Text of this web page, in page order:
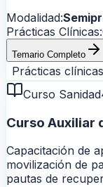
Modalidad:
Prácticas Clínicas:
Temario Completo
Prácticas
Curso Sanidad
Curso Auxiliar
Capacitación de
movilización de
pautas de